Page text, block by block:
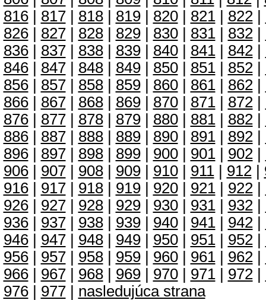
816| 817| 818| 819| 820| 821| 822|
826| 827| 828| 829| 830| 831| 832|
836| 837| 838| 839| 840| 841| 842|
846| 847| 848| 849| 850| 851| 852|
856| 857| 858| 859| 860| 861| 862|
866| 867| 868| 869| 870| 871| 872|
876| 877| 878| 879| 880| 881| 882|
886| 887| 888| 889| 890| 891| 892|
896| 897| 898| 899| 900| 901| 902|
906| 907| 908| 909| 910| 911| 912|
916| 917| 918| 919| 920| 921| 922|
926| 927| 928| 929| 930| 931| 932|
936| 937| 938| 939| 940| 941| 942|
946| 947| 948| 949| 950| 951| 952|
956| 957| 958| 959| 960| 961| 962|
966| 967| 968| 969| 970| 971| 972|
976| 977| nasledujúca strana